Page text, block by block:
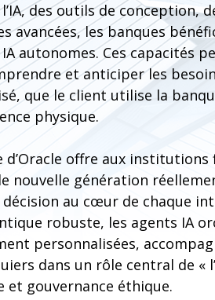
des outils de conception,
avancées, les banques
autonomes. Ces capacités
et anticiper les
que le client utilise la
physique.
offre aux
nouvelle génération
décision au cœur de chaque
robuste, les agents IA
personnalisées,
dans un rôle central de «
et gouvernance éthique.